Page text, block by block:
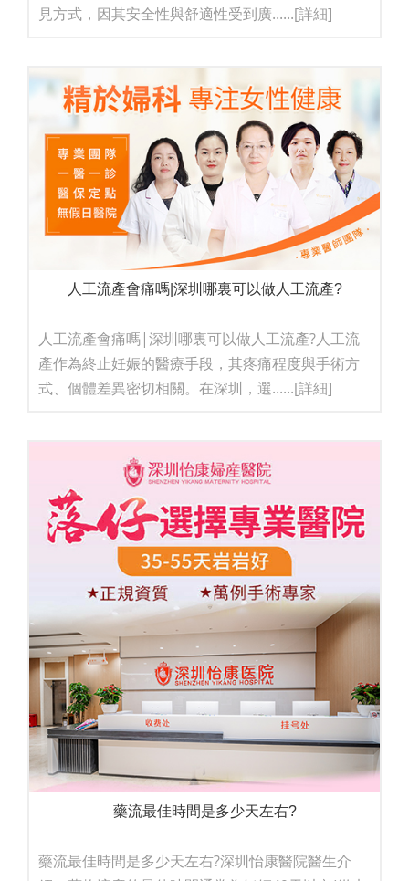
見方式，因其安全性與舒適性受到廣......[詳細]
人工流產會痛嗎|深圳哪裏可以做人工流產?
人工流產會痛嗎|深圳哪裏可以做人工流產?人工流
產作為終止妊娠的醫療手段，其疼痛程度與手術方
式、個體差異密切相關。在深圳，選......[詳細]
藥流最佳時間是多少天左右?
藥流最佳時間是多少天左右?深圳怡康醫院醫生介